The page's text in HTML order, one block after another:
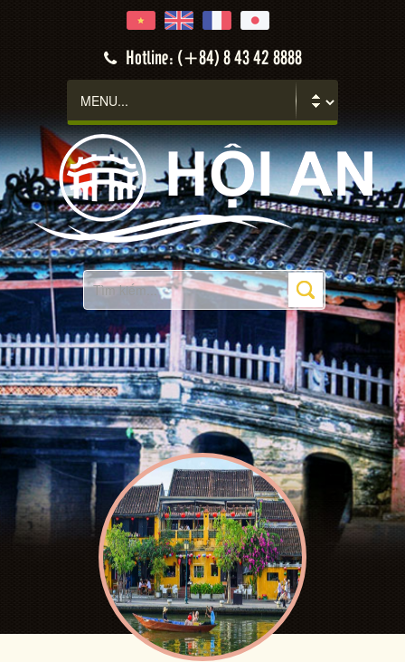
Hotline: (+84) 8 43 42 8888